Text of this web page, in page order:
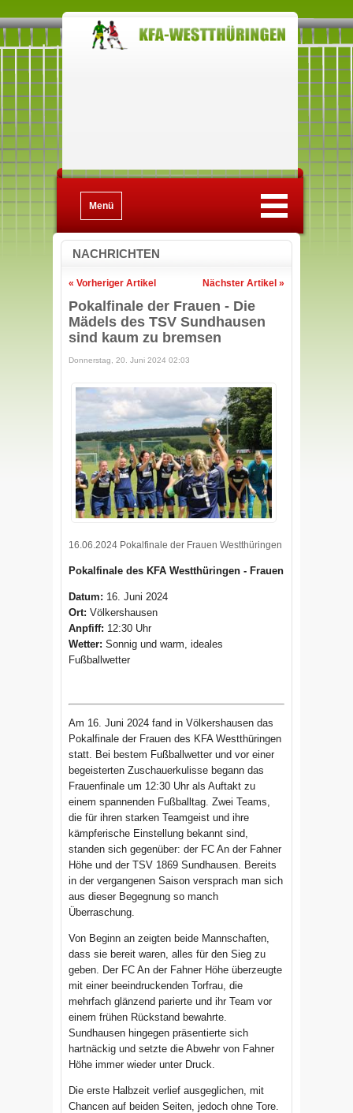
Menü
NACHRICHTEN
Nächster Artikel »
« Vorheriger Artikel
Pokalfinale der Frauen - Die
Mädels des TSV Sundhausen
sind kaum zu bremsen
Donnerstag, 20. Juni 2024 02:03
16.06.2024 Pokalfinale der Frauen Westthüringen
Pokalfinale des KFA Westthüringen - Frauen
Datum: 16. Juni 2024
Ort: Völkershausen
Anpfiff: 12:30 Uhr
Wetter: Sonnig und warm, ideales
Fußballwetter
Am 16. Juni 2024 fand in Völkershausen das
Pokalfinale der Frauen des KFA Westthüringen
statt. Bei bestem Fußballwetter und vor einer
begeisterten Zuschauerkulisse begann das
Frauenfinale um 12:30 Uhr als Auftakt zu
einem spannenden Fußballtag. Zwei Teams,
die für ihren starken Teamgeist und ihre
kämpferische Einstellung bekannt sind,
standen sich gegenüber: der FC An der Fahner
Höhe und der TSV 1869 Sundhausen. Bereits
in der vergangenen Saison versprach man sich
aus dieser Begegnung so manch
Überraschung.
Von Beginn an zeigten beide Mannschaften,
dass sie bereit waren, alles für den Sieg zu
geben. Der FC An der Fahner Höhe überzeugte
mit einer beeindruckenden Torfrau, die
mehrfach glänzend parierte und ihr Team vor
einem frühen Rückstand bewahrte.
Sundhausen hingegen präsentierte sich
hartnäckig und setzte die Abwehr von Fahner
Höhe immer wieder unter Druck.
Die erste Halbzeit verlief ausgeglichen, mit
Chancen auf beiden Seiten, jedoch ohne Tore.